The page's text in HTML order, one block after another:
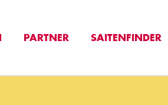
PARTNER SAITENFINDER